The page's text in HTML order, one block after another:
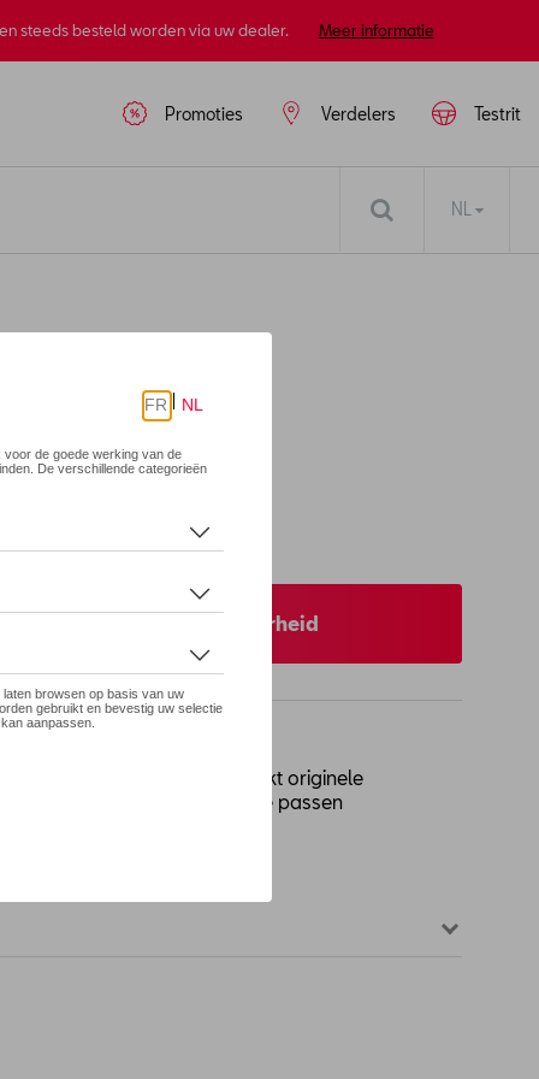
steeds besteld worden via uw dealer. Meer informatie
Testrit
Verdelers
Promoties
NL
stock
uw dealer voor beschikbaarheid
te monteren, gebruikt originele
noodzaak om de auto aan te passen